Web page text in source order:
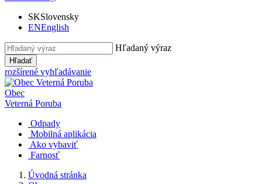
SKSlovensky
ENEnglish
Hľadaný výraz
Hľadať
rozšírené vyhľadávanie
Obec
Veterná Poruba
Odpady
Mobilná aplikácia
Ako vybaviť
Farnosť
Úvodná stránka